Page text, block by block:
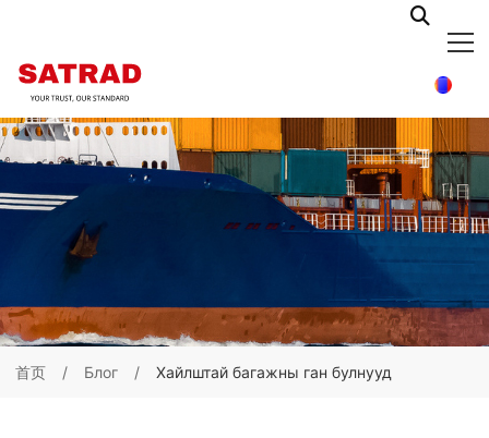
首页 Блог Хайлштай багажны ган булнууд